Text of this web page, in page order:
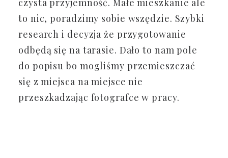
czysta przyjemność. Małe mieszkanie ale
to nic, poradzimy sobie wszędzie. Szybki
research i decyzja że przygotowanie
odbędą się na tarasie. Dało to nam pole
do popisu bo mogliśmy przemieszczać
się z miejsca na miejsce nie
przeszkadzając fotografce w pracy.